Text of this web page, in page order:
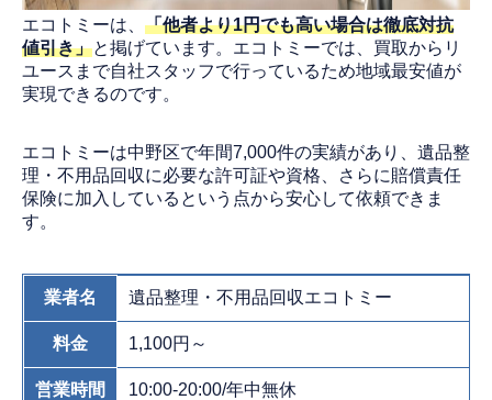
エコトミーは、 「他者より1円でも高い場合は徹底対抗
値引き」と掲げています。エコトミーでは、買取からリ
ユースまで自社スタッフで行っているため地域最安値が
実現できるのです。
エコトミーは中野区で年間7,000件の実績があり、遺品整
理・不用品回収に必要な許可証や資格、さらに賠償責任
保険に加入しているという点から安心して依頼できま
す。
業者名 遺品整理・不用品回収エコトミー
料金 1,100円～
営業時間 10:00-20:00/年中無休